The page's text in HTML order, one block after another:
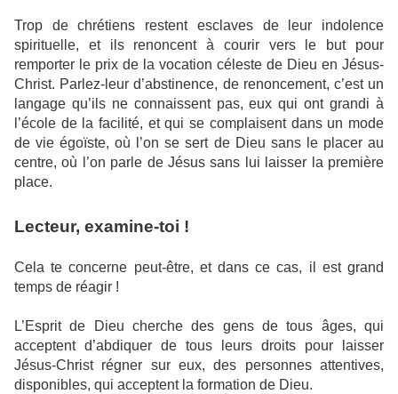
Trop de chrétiens restent esclaves de leur indolence
spirituelle, et ils renoncent à courir vers le but pour
remporter le prix de la vocation céleste de Dieu en Jésus-
Christ. Parlez-leur d’abstinence, de renoncement, c’est un
langage qu’ils ne connaissent pas, eux qui ont grandi à
l’école de la facilité, et qui se complaisent dans un mode
de vie égoïste, où l’on se sert de Dieu sans le placer au
centre, où l’on parle de Jésus sans lui laisser la première
place.
Lecteur, examine-toi !
Cela te concerne peut-être, et dans ce cas, il est grand
temps de réagir !
L’Esprit de Dieu cherche des gens de tous âges, qui
acceptent d’abdiquer de tous leurs droits pour laisser
Jésus-Christ régner sur eux, des personnes attentives,
disponibles, qui acceptent la formation de Dieu.